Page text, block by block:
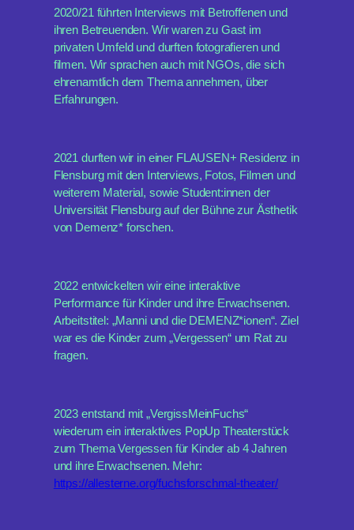
2020/21 führten Interviews mit Betroffenen und
ihren Betreuenden. Wir waren zu Gast im
privaten Umfeld und durften fotografieren und
filmen. Wir sprachen auch mit NGOs, die sich
ehrenamtlich dem Thema annehmen, über
Erfahrungen.
2021 durften wir in einer FLAUSEN+ Residenz in
Flensburg mit den Interviews, Fotos, Filmen und
weiterem Material, sowie Student:innen der
Universität Flensburg auf der Bühne zur Ästhetik
von Demenz* forschen.
2022 entwickelten wir eine interaktive
Performance für Kinder und ihre Erwachsenen.
Arbeitstitel: „Manni und die DEMENZ*ionen“. Ziel
war es die Kinder zum „Vergessen“ um Rat zu
fragen.
2023 entstand mit „VergissMeinFuchs“
wiederum ein interaktives PopUp Theaterstück
zum Thema Vergessen für Kinder ab 4 Jahren
und ihre Erwachsenen. Mehr:
https://allesterne.org/fuchsforschmal-theater/